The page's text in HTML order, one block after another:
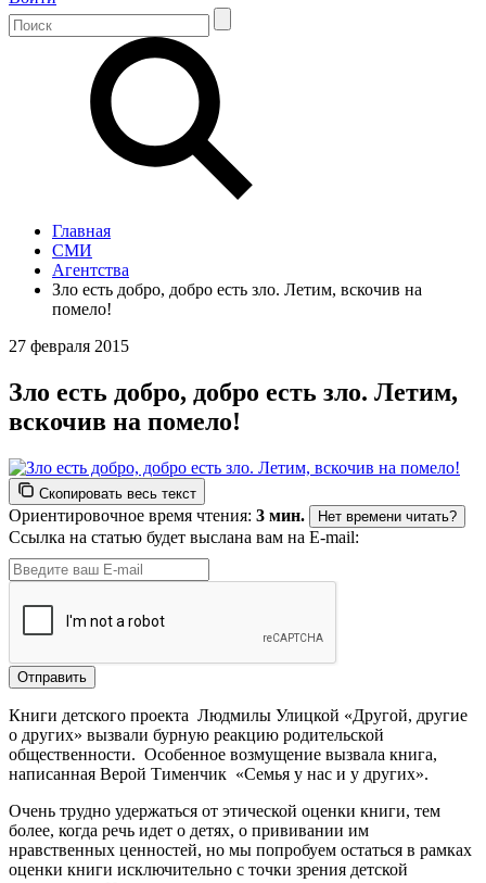
Главная
СМИ
Агентства
Зло есть добро, добро есть зло. Летим, вскочив на
помело!
27 февраля 2015
Зло есть добро, добро есть зло. Летим,
вскочив на помело!
Скопировать весь текст
Ориентировочное время чтения: 3 мин. Нет времени читать?
Ссылка на статью будет выслана вам на E-mail:
Книги детского проекта Людмилы Улицкой «Другой, другие
о других» вызвали бурную реакцию родительской
общественности. Особенное возмущение вызвала книга,
написанная Верой Тименчик «Семья у нас и у других».
Очень трудно удержаться от этической оценки книги, тем
более, когда речь идет о детях, о прививании им
нравственных ценностей, но мы попробуем остаться в рамках
оценки книги исключительно с точки зрения детской